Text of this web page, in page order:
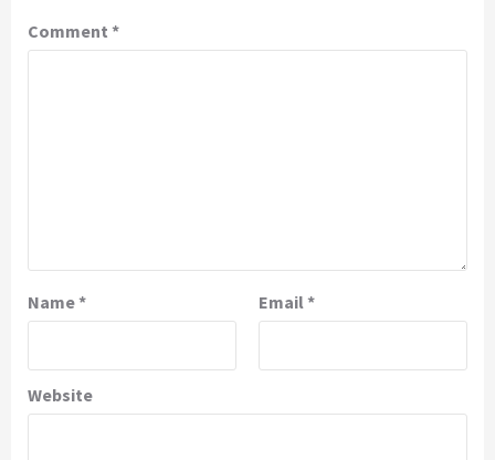
Comment *
Name* Email *
Website